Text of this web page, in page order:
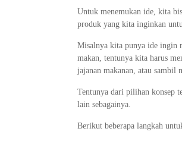
Untuk menemukan ide, kita
produk yang kita inginkan
Misalnya kita punya ide ingin
makan, tentunya kita harus
jajanan makanan, atau
Tentunya dari pilihan konsep
lain sebagainya.
Berikut beberapa langkah